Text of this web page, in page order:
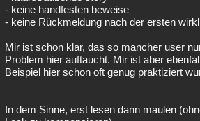
- keine handfesten beweise
- keine Rückmeldung nach der ersten
Mir ist schon klar, das so mancher user
Problem hier auftaucht. Mir ist aber
Beispiel hier schon oft genug praktiziert
In dem Sinne, erst lesen dann maulen